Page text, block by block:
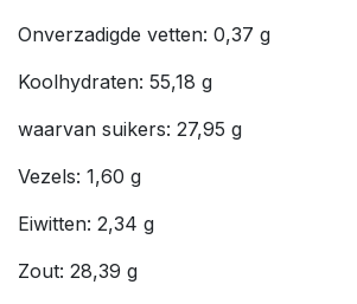
Onverzadigde vetten: 0,37 g
Koolhydraten: 55,18 g
waarvan suikers: 27,95 g
Vezels: 1,60 g
Eiwitten: 2,34 g
Zout: 28,39 g